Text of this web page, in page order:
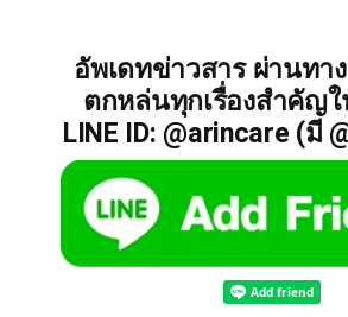
อัพเดทข่าวสาร ผ่านทาง
ตกหล่นทุกเรื่องสำคัญใ
LINE ID: @arincare (มี